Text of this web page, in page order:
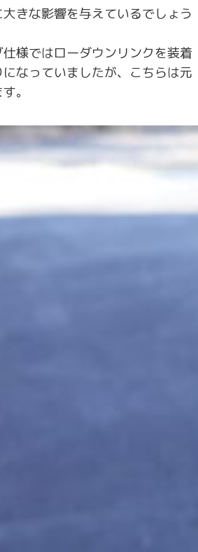
きな影響を与えているでしょう
様ではローダウンリンクを装着
なっていましたが、こちらは元
。